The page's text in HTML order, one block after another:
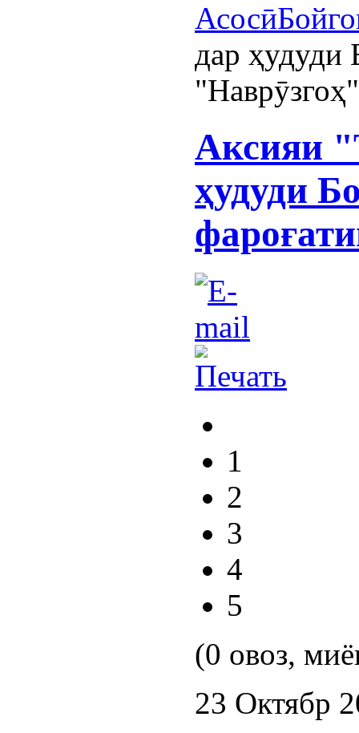
Асосӣ
дар ҳудуди
"Наврӯзгоҳ"
Аксияи
ҳудуди
1
2
3
4
5
(0 овоз,
23 Октябр